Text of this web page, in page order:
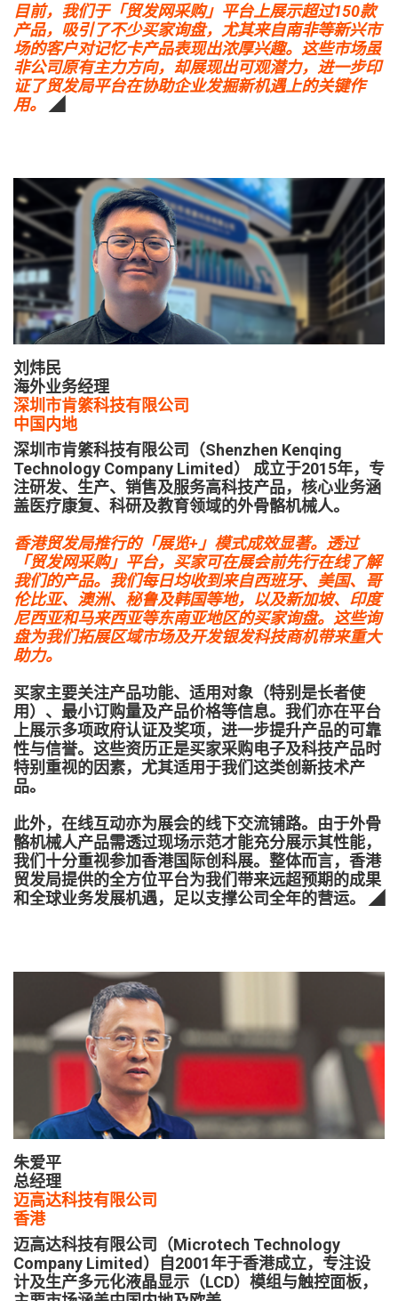
目前，我们于「贸发网采购」平台上展示超过150款
产品，吸引了不少买家询盘，尤其来自南非等新兴市
场的客户对记忆卡产品表现出浓厚兴趣。这些市场虽
非公司原有主力方向，却展现出可观潜力，进一步印
证了贸发局平台在协助企业发掘新机遇上的关键作
用。
◢
刘炜民
海外业务经理
深圳市肯綮科技有限公司
中国内地
深圳市肯綮科技有限公司（Shenzhen Kenqing
Technology Company Limited） 成立于2015年，专
注研发、生产、销售及服务高科技产品，核心业务涵
盖医疗康复、科研及教育领域的外骨骼机械人。
香港贸发局推行的「展览+」模式成效显著。透过
「贸发网采购」平台，买家可在展会前先行在线了解
我们的产品。我们每日均收到来自西班牙、美国、哥
伦比亚、澳洲、秘鲁及韩国等地，以及新加坡、印度
尼西亚和马来西亚等东南亚地区的买家询盘。这些询
盘为我们拓展区域市场及开发银发科技商机带来重大
助力。
买家主要关注产品功能、适用对象（特别是长者使
用）、最小订购量及产品价格等信息。我们亦在平台
上展示多项政府认证及奖项，进一步提升产品的可靠
性与信誉。这些资历正是买家采购电子及科技产品时
特别重视的因素，尤其适用于我们这类创新技术产
品。
此外，在线互动亦为展会的线下交流铺路。由于外骨
骼机械人产品需透过现场示范才能充分展示其性能，
我们十分重视参加香港国际创科展。整体而言，香港
贸发局提供的全方位平台为我们带来远超预期的成果
和全球业务发展机遇，足以支撑公司全年的营运。 ◢
朱爱平
总经理
迈高达科技有限公司
香港
迈高达科技有限公司（Microtech Technology
Company Limited）自2001年于香港成立，专注设
计及生产多元化液晶显示（LCD）模组与触控面板，